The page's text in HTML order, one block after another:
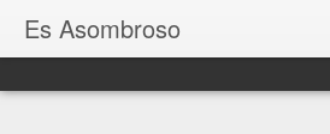
Es Asombroso